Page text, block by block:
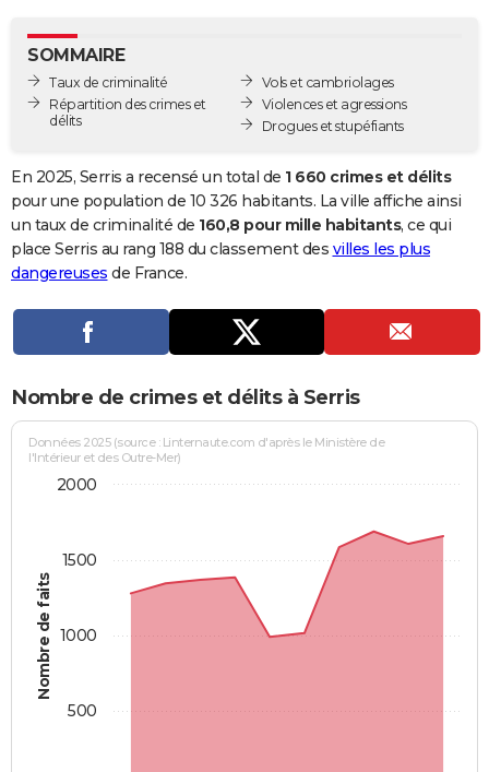
GUIDES D'ACHAT
BONS PLANS
Carte de Noël
Carte Bonne année
Carte Saint-Valentin
Carte Pâques
Carte d'anniversaire
DICTIONNAIRE
Dictionnaire
Biographies
Citations
Expressions
Proverbes
PROGRAMME TV
Se connecter
Entreprises
Service militaire
Avis de recherche
AVIS DE DÉCÈS
Bricolage
Lifestyle
Culture
Sport
Auto
Television
Voyage
Cinema
SOMMAIRE
Taux de criminalité
Répartition des crimes et
délits
Vols et cambriolages
Violences et agressions
Drogues et stupéfiants
En 2025, Serris a recensé un total de 1 660 crimes et délits
pour une population de 10 326 habitants. La ville affiche ainsi
un taux de criminalité de 160,8 pour mille habitants, ce qui
place Serris au rang 188 du classement des villes les plus
dangereuses de France.
Nombre de crimes et délits à Serris
Nombre de faits
Données 2025 (source : Linternaute.com d'après le Ministère de
l'Intérieur et des Outre-Mer)
500
1000
1500
2000